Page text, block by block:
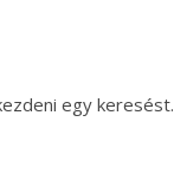
egy keresést.